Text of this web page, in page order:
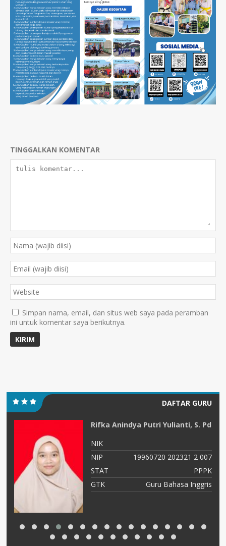
TINGGALKAN KOMENTAR
Simpan nama, email, dan situs web saya pada peramban
ini untuk komentar saya berikutnya.
DAFTAR GURU
Rifka Anindya Putri Yulianti, S. Pd
NIK
NIP
19960720 202321 2 007
STAT
PPPK
GTK
Guru Bahasa Inggris